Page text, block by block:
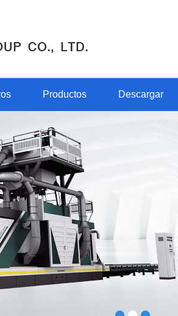
Productos Descargar